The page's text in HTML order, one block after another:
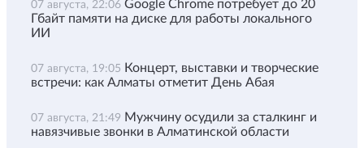
07 августа, 22:06 Google Chrome потребует до 20
Гбайт памяти на диске для работы локального
ИИ
07 августа, 19:05 Концерт, выставки и творческие
встречи: как Алматы отметит День Абая
07 августа, 21:49 Мужчину осудили за сталкинг и
навязчивые звонки в Алматинской области